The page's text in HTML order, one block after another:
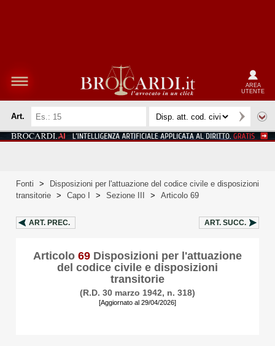
AREA
UTENTE
Art.
Fonti >
Disposizioni per l'attuazione del codice civile e disposizioni
transitorie > Capo I > Sezione III > Articolo 69
ART. PREC. ART. SUCC.
Articolo 69 Disposizioni per l'attuazione
del codice civile e disposizioni
transitorie
(R.D. 30 marzo 1942, n. 318)
[Aggiornato al 29/04/2026]